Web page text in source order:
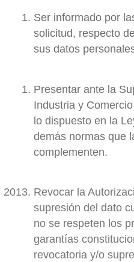
Ser informado por
solicitud, respecto
sus datos
Presentar ante la
Industria y
lo dispuesto en la
demás normas que
complementen.
Revocar la
supresión del dato
no se respeten los
garantías
revocatoria y/o